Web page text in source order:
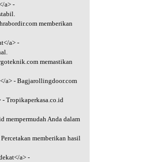
a> -
memberikan
a> -
memastikan
a> - Bagjarollingdoor.com
Tropikaperkasa.co.id
mempermudah Anda dalam
memberikan hasil
a> -